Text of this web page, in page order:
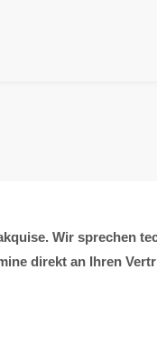
Wir sprechen
direkt an Ihren